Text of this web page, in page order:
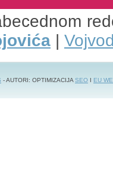
|
- AUTORI: OPTIMIZACIJA SEO I EU